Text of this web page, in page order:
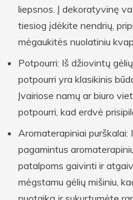
liepsnos. Į dekoratyvinę
tiesiog įdėkite nendrių,
mėgaukitės nuolatiniu
Potpourri: Iš džiovintų
potpourri yra klasikinis
Įvairiose namų ar biuro
potpourri, kad erdvė
Aromaterapiniai purškalai:
pagamintus
patalpoms gaivinti ir
mėgstamu gėlių mišiniu,